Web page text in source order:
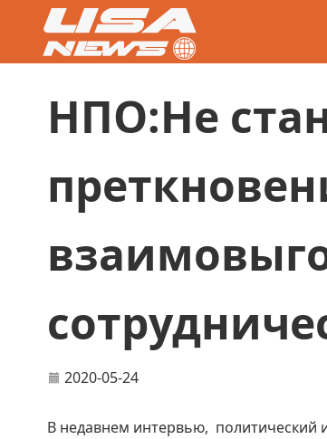
НПО:Не
2020-05-24
В недавнем интервью, политический